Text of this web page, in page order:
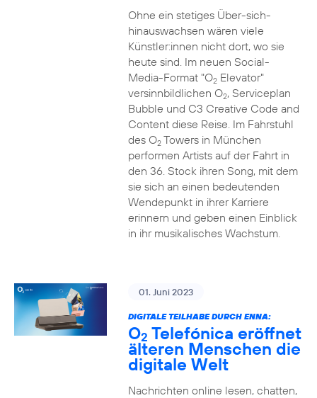
Ohne ein stetiges Über-sich-
hinauswachsen wären viele
Künstler:innen nicht dort, wo sie
heute sind. Im neuen Social-
Media-Format "O2Elevator"
versinnbildlichen O2, Serviceplan
Bubble und C3 Creative Code and
Content diese Reise. Im Fahrstuhl
des O2Towers in München
performen Artists auf der Fahrt in
den 36. Stock ihren Song, mit dem
sie sich an einen bedeutenden
Wendepunkt in ihrer Karriere
erinnern und geben einen Einblick
in ihr musikalisches Wachstum.
01. Juni 2023
DIGITALE TEILHABE DURCH ENNA:
O2 Telefónica eröffnet
älteren Menschen die
digitale Welt
Nachrichten online lesen, chatten,